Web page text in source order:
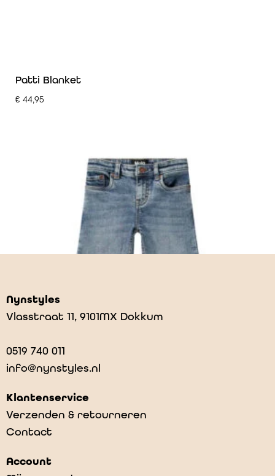
Patti Blanket
€ 44,95
€59,00
Nynstyles
Vlasstraat 11, 9101MX Dokkum
0519 740 011
info@nynstyles.nl
Klantenservice
Verzenden & retourneren
Contact
Account